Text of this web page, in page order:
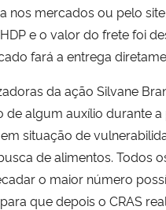
nos mercados ou pelo
e o valor do frete foi
fará a entrega
da ação Silvane
de algum auxílio durante
situação de
de alimentos. Todos
o maior número
que depois o CRAS